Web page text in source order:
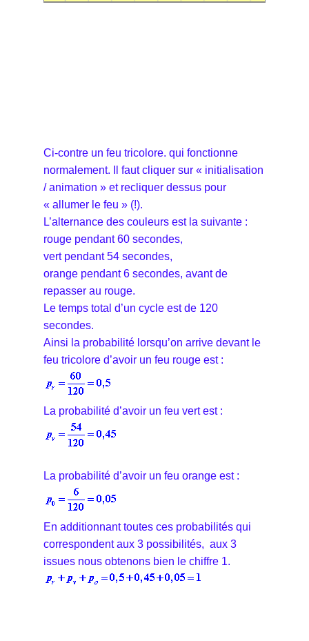
Ci-contre un feu tricolore. qui fonctionne
normalement. Il faut cliquer sur « initialisation
/ animation » et recliquer dessus pour
« allumer le feu » (!).
L’alternance des couleurs est la suivante :
rouge pendant 60 secondes,
vert pendant 54 secondes,
orange pendant 6 secondes, avant de
repasser au rouge.
Le temps total d’un cycle est de 120
secondes.
Ainsi la probabilité lorsqu’on arrive devant le
feu tricolore d’avoir un feu rouge est :
La probabilité d’avoir un feu vert est :
La probabilité d’avoir un feu orange est :
En additionnant toutes ces probabilités qui
correspondent aux 3 possibilités, aux 3
issues nous obtenons bien le chiffre 1.